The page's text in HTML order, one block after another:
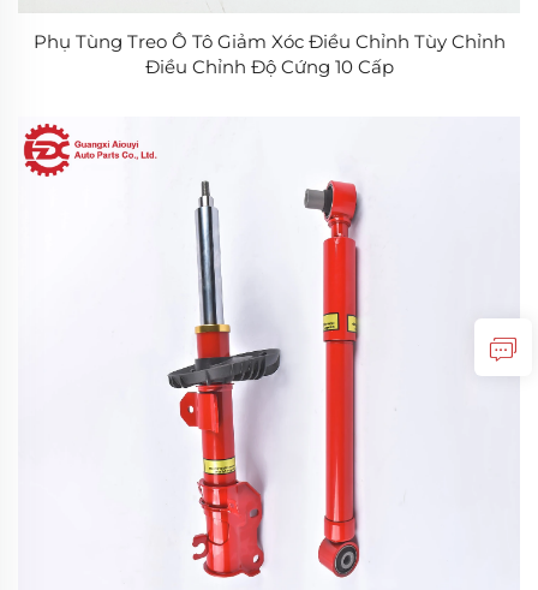
Phụ Tùng Treo Ô Tô Giảm Xóc Điều Chỉnh Tùy Chỉnh
Điều Chỉnh Độ Cứng 10 Cấp